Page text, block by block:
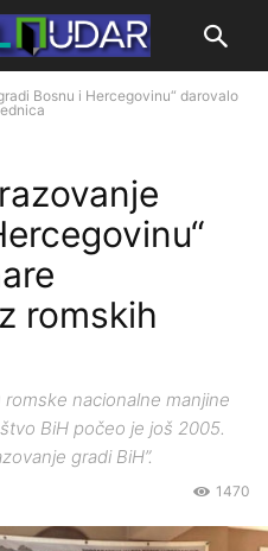
Bosnu i Hercegovinu“ darovalo
romskih
nacionalne manjine
BiH počeo je još 2005.
gradi BiH”.
1470